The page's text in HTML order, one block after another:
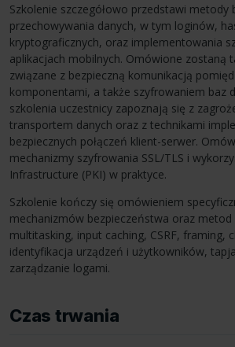
Szkolenie szczegółowo przedstawi metody
przechowywania danych, w tym loginów,
kryptograficznych, oraz implementowania
aplikacjach mobilnych. Omówione zostaną
związane z bezpieczną komunikacją
komponentami, a także szyfrowaniem baz
szkolenia uczestnicy zapoznają się z
transportem danych oraz z technikami
bezpiecznych połączeń klient-serwer.
mechanizmy szyfrowania SSL /TLS i
Infrastructure (PKI) w praktyce.
Szkolenie kończy się omówieniem
mechanizmów bezpieczeństwa oraz
multitasking, input caching, CSRF, framing,
identyfikacja urządzeń i użytkowników,
zarządzanie logami.
Czas trwania